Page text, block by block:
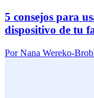
5 consejos para
dispositivo de tu
Por Nana Wereko-